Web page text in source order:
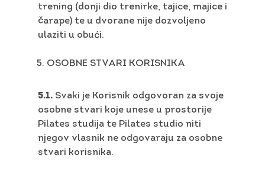
trening (donji dio trenirke, tajice, majice i
čarape) te u dvorane nije dozvoljeno
ulaziti u obući.
OSOBNE STVARI KORISNIKA
5.1. Svaki je Korisnik odgovoran za svoje
osobne stvari koje unese u prostorije
Pilates studija te Pilates studio niti
njegov vlasnik ne odgovaraju za osobne
stvari korisnika.